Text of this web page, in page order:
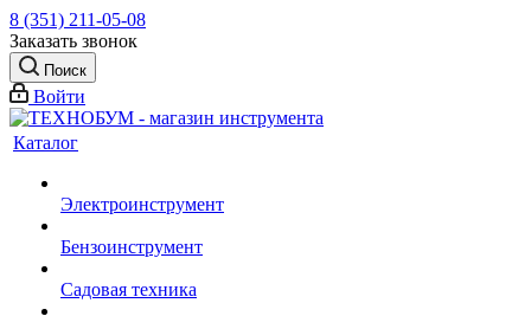
8 (351) 211-05-08
Заказать звонок
Поиск
Войти
Каталог
Электроинструмент
Бензоинструмент
Садовая техника